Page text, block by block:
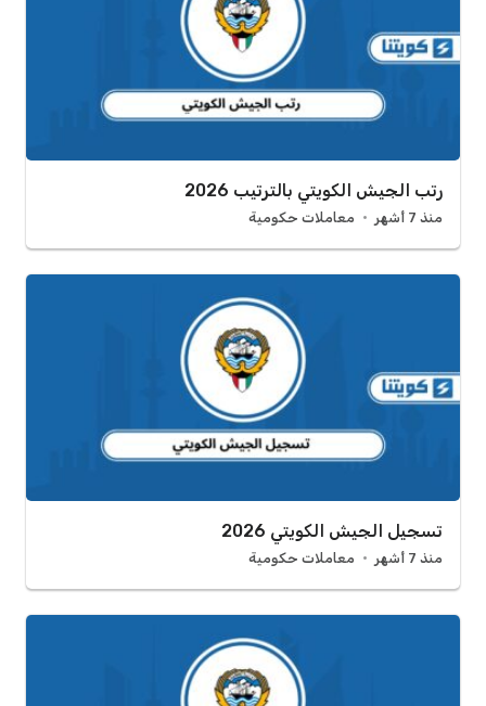
رتب الجيش الكويتي بالترتيب 2026
منذ 7 أشهر معاملات حكومية
تسجيل الجيش الكويتي 2026
منذ 7 أشهر معاملات حكومية